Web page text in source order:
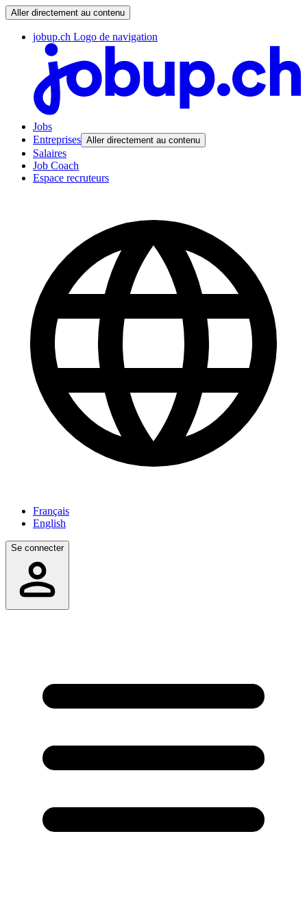
Aller directement au contenu
jobup.ch Logo de navigation
Jobs
Entreprises Aller directement au contenu
Salaires
Job Coach
Espace recruteurs
Français
English
Se connecter